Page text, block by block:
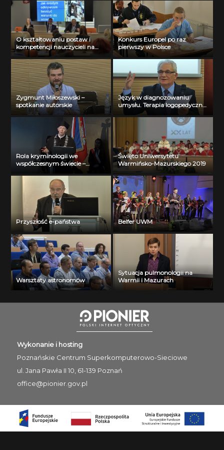
O kształtowaniu postaw i
kompetencji nauczycieli na
UWM
Konkurs Europel po raz
pierwszy w Polsce
Zygmunt Miłoszewski –
spotkanie autorskie
Język w diagnozowaniu
umysłu. Terapia logopedyczna
a poznawcza i interakcyjna
Rola kryminologii we
współczesnym świecie –
wybrane kierunki badań
kryminologicznych
Święto Uniwersytetu
Warmińsko-Mazurskiego 2019
Przyszłość e-państwa Belfer UWM
Warsztaty astronomów
Sytuacja pulmonologii na
Warmii i Mazurach
Wykonanie i hosting
Poznańskie Centrum Superkomputerowo-Sieciowe
ul. Jana Pawła II 10, 61-139 Poznań
office@pionier.gov.pl